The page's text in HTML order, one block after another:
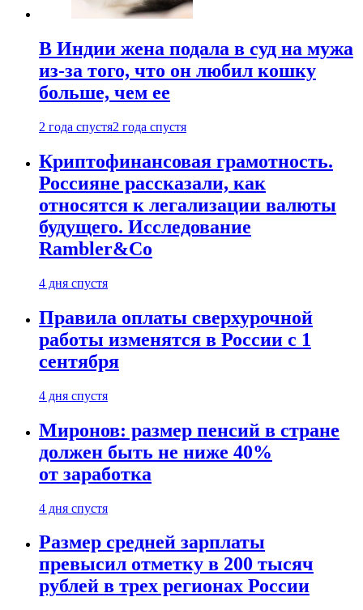
В Индии жена подала в суд на мужа
из-за того, что он любил кошку
больше, чем ее
2 года спустя2 года спустя
Криптофинансовая грамотность.
Россияне рассказали, как
относятся к легализации валюты
будущего. Исследование
Rambler&Co
4 дня спустя
Правила оплаты сверхурочной
работы изменятся в России с 1
сентября
4 дня спустя
Миронов: размер пенсий в стране
должен быть не ниже 40%
от заработка
4 дня спустя
Размер средней зарплаты
превысил отметку в 200 тысяч
рублей в трех регионах России